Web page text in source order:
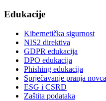
Edukacije
Kibernetička sigurnost
NIS2 direktiva
GDPR edukacija
DPO edukacija
Phishing edukacija
Sprječavanje pranja novca
ESG i CSRD
Zaštita podataka